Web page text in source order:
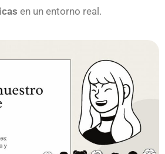
en un entorno real.